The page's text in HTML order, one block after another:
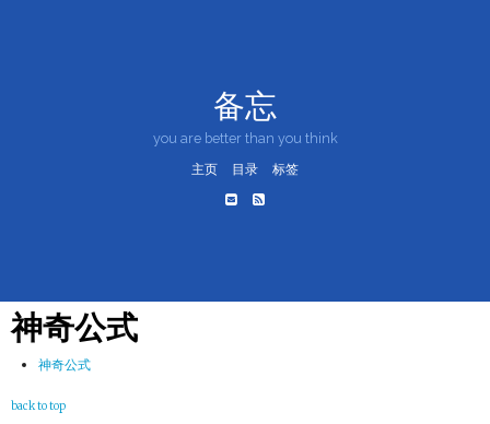
备忘
you are better than you think
主页
目录 标签
神奇公式
神奇公式
back to top